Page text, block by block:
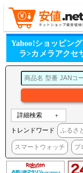
Yahoo!ショッピン
ラ>カメラアクセ
詳細検索
トレンドワード ふるさ
スマートウォッチ プ